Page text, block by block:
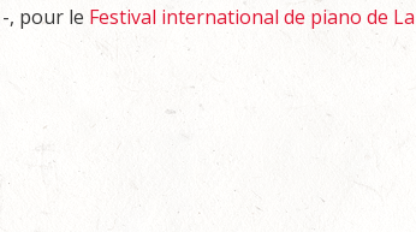
, pour le Festival international de piano de La